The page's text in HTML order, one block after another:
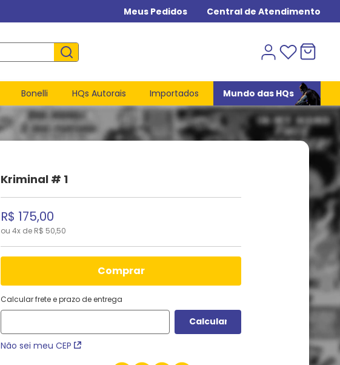
Meus Pedidos Central de Atendimento
Bonelli HQs Autorais Importados Mundo das HQs
Kriminal # 1
R$ 175,00
ou 4x de R$ 50,50
comprar
Calcular frete e prazo de entrega
Não sei meu CEP